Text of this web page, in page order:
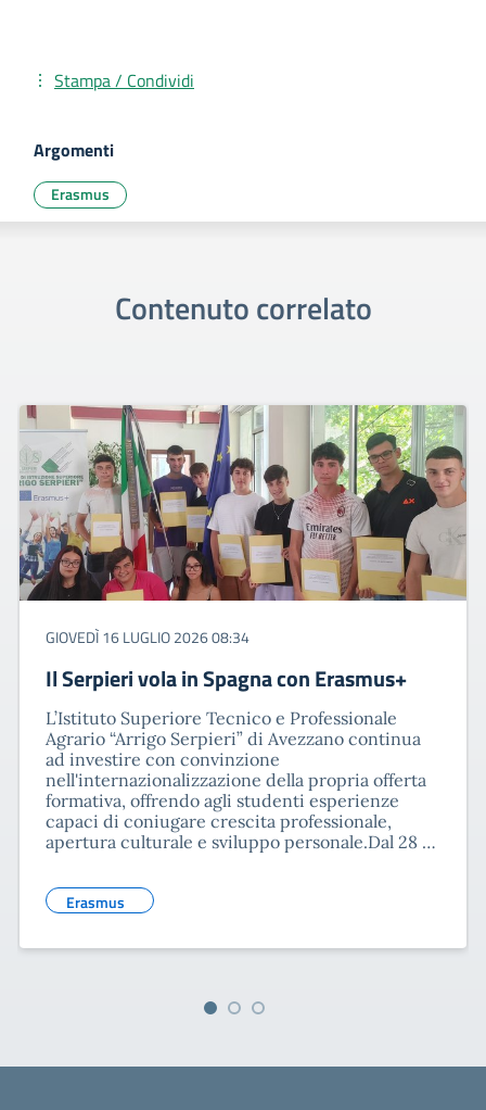
Stampa / Condividi
Argomenti
Erasmus
Contenuto correlato
GIOVEDÌ 16 LUGLIO 2026 08:34
Il Serpieri vola in Spagna con Erasmus+
L’Istituto Superiore Tecnico e Professionale
Agrario “Arrigo Serpieri” di Avezzano continua
ad investire con convinzione
nell'internazionalizzazione della propria offerta
formativa, offrendo agli studenti esperienze
capaci di coniugare crescita professionale,
apertura culturale e sviluppo personale.Dal 28 …
Erasmus